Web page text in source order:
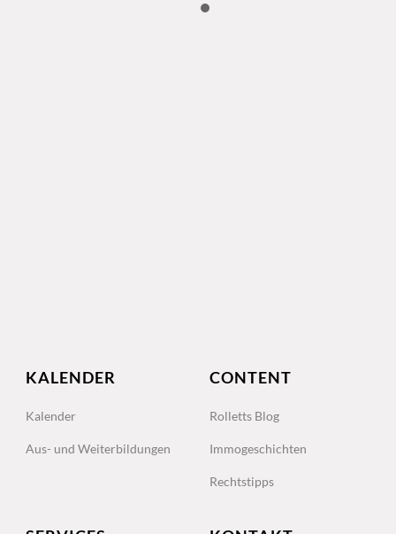
KALENDER
Kalender
Aus- und Weiterbildungen
CONTENT
Rolletts Blog
Immogeschichten
Rechtstipps